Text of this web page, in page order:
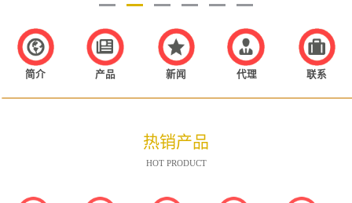
简介 产品 新闻 代理 联系
热销产品
HOT PRODUCT